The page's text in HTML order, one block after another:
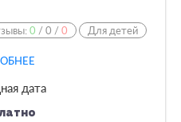
0 /0 /0 Для детей
дата